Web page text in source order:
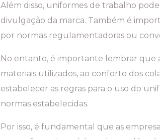
Além disso, uniformes de trabalho
divulgação da marca. Também é
por normas regulamentadoras ou
No entanto, é importante lembrar que
materiais utilizados, ao conforto dos
estabelecer as regras para o uso do
normas estabelecidas.
Por isso, é fundamental que as